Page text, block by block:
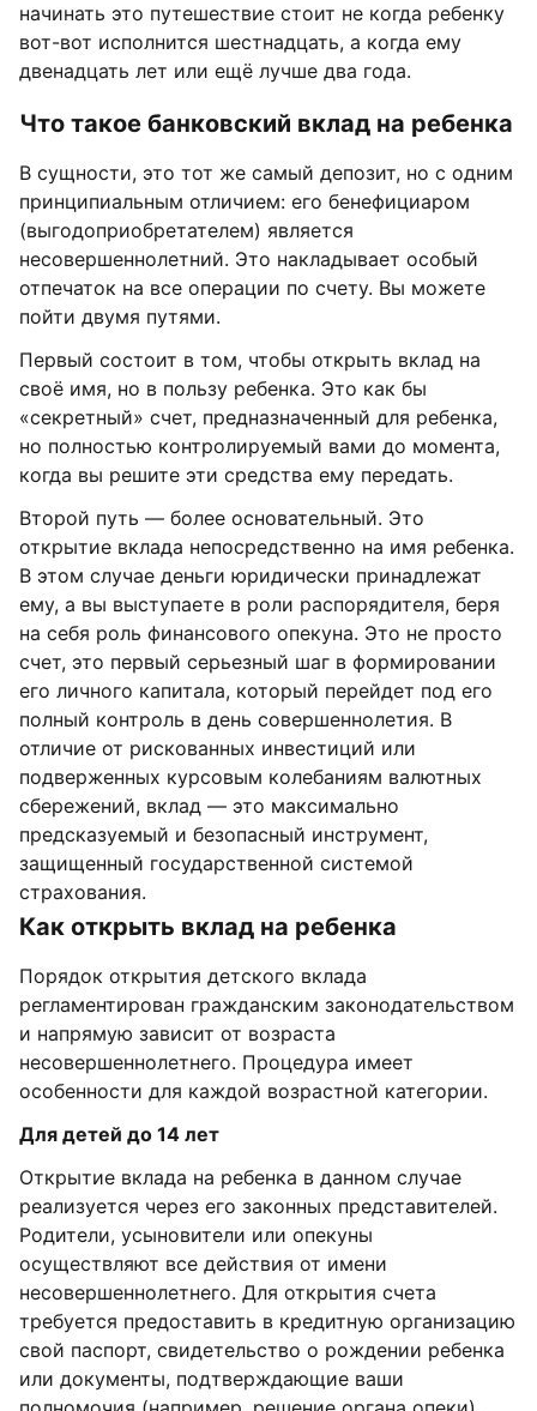
начинать это путешествие стоит не когда ребенку
вот-вот исполнится шестнадцать, а когда ему
двенадцать лет или ещё лучше два года.
Что такое банковский вклад на ребенка
В сущности, это тот же самый депозит, но с одним
принципиальным отличием: его бенефициаром
(выгодоприобретателем) является
несовершеннолетний. Это накладывает особый
отпечаток на все операции по счету. Вы можете
пойти двумя путями.
Первый состоит в том, чтобы открыть вклад на
своё имя, но в пользу ребенка. Это как бы
«секретный» счет, предназначенный для ребенка,
но полностью контролируемый вами до момента,
когда вы решите эти средства ему передать.
Второй путь — более основательный. Это
открытие вклада непосредственно на имя ребенка.
В этом случае деньги юридически принадлежат
ему, а вы выступаете в роли распорядителя, беря
на себя роль финансового опекуна. Это не просто
счет, это первый серьезный шаг в формировании
его личного капитала, который перейдет под его
полный контроль в день совершеннолетия. В
отличие от рискованных инвестиций или
подверженных курсовым колебаниям валютных
сбережений, вклад — это максимально
предсказуемый и безопасный инструмент,
защищенный государственной системой
страхования.
Как открыть вклад на ребенка
Порядок открытия детского вклада
регламентирован гражданским законодательством
и напрямую зависит от возраста
несовершеннолетнего. Процедура имеет
особенности для каждой возрастной категории.
Для детей до 14 лет
Открытие вклада на ребенка в данном случае
реализуется через его законных представителей.
Родители, усыновители или опекуны
осуществляют все действия от имени
несовершеннолетнего. Для открытия счета
требуется предоставить в кредитную организацию
свой паспорт, свидетельство о рождении ребенка
или документы, подтверждающие ваши